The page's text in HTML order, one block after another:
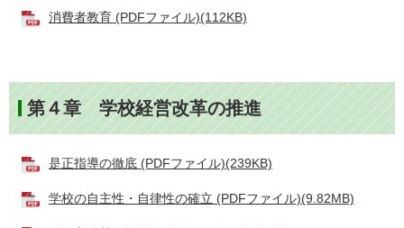
消費者教育 (PDFファイル)(112KB)
第４章 学校経営改革の推進
是正指導の徹底 (PDFファイル)(239KB)
学校の自主性・自律性の確立 (PDFファイル)(9.82MB)